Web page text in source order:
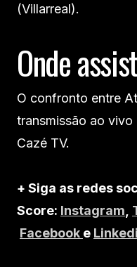
(Villarreal).
Onde
O confronto entre
transmissão ao vivo
Cazé TV.
+ Siga as redes
Score: Instagram
Facebook e